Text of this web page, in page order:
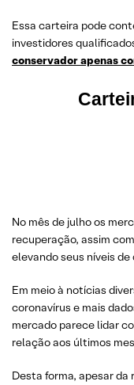
Essa carteira pode
investidores
conservador apenas
No mês de julho os
recuperação, assim
elevando seus níveis
Em meio à notícias
coronavírus e mais
mercado parece lidar
relação aos últimos
Desta forma, apesar da